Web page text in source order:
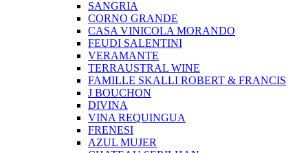
SANGRIA
CORNO GRANDE
CASA VINICOLA MORANDO
FEUDI SALENTINI
VERAMANTE
TERRAUSTRAL WINE
FAMILLE SKALLI ROBERT & FRANCIS
J BOUCHON
DIVINA
VINA REQUINGUA
FRENESI
AZUL MUJER